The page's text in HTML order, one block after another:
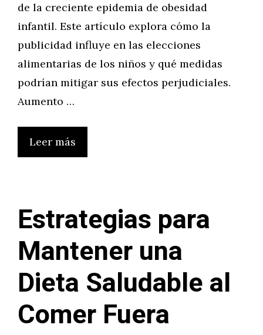
de la creciente epidemia de obesidad
infantil. Este artículo explora cómo la
publicidad influye en las elecciones
alimentarias de los niños y qué medidas
podrían mitigar sus efectos perjudiciales.
Aumento …
Leer más
Estrategias para
Mantener una
Dieta Saludable al
Comer Fuera